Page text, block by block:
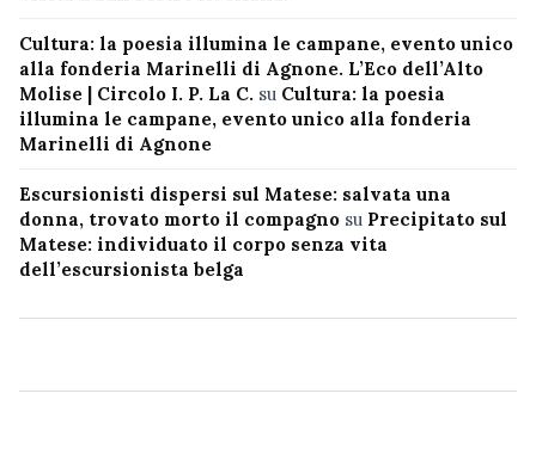
Cultura: la poesia illumina le campane, evento unico
alla fonderia Marinelli di Agnone. L’Eco dell’Alto
Molise | Circolo I. P. La C. su Cultura: la poesia
illumina le campane, evento unico alla fonderia
Marinelli di Agnone
Escursionisti dispersi sul Matese: salvata una
donna, trovato morto il compagno su Precipitato sul
Matese: individuato il corpo senza vita
dell’escursionista belga